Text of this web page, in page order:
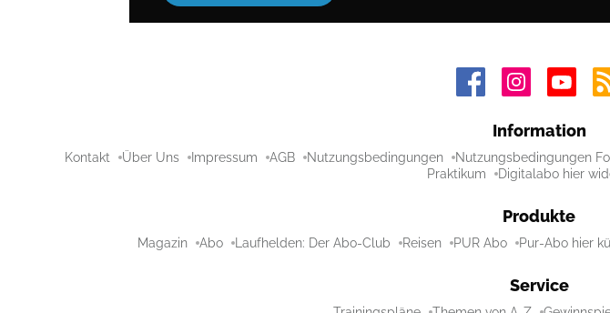
Information
Kontakt Über Uns Impressum AGB Nutzungsbedingungen Nutzungsbedingungen
Praktikum
Digitalabo hier
Produkte
Magazin Abo Laufhelden: Der Abo-Club Reisen PUR Abo Pur-Abo hier
Service